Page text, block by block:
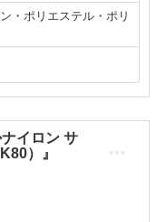
・ポリエステル・ポリ
イロン サ
）』